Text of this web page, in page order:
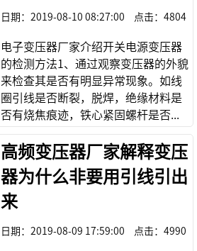
日期： 2019-08-10 08:27:00 点击： 4804
电子变压器厂家介绍开关电源变压器
的检测方法1、通过观察变压器的外貌
来检查其是否有明显异常现象。如线
圈引线是否断裂，脱焊，绝缘材料是
否有烧焦痕迹，铁心紧固螺杆是否...
高频变压器厂家解释变压
器为什么非要用引线引出
来
日期： 2019-08-09 17:59:00 点击： 4990